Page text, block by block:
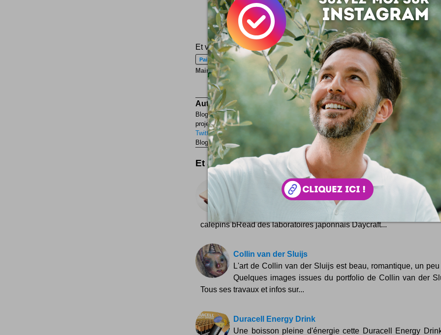
Et voilà une vraie palette de saveurs ! :)
Pain Peinture Tartines Concept Art
Maintenant, à vous de jouer :
Save
Auteur :Simon Tripnaux
Blogueur lifestyle - Content manager & expert SEO. Mon job, rendre visible et
projets par les mots. Adepte de l'écriture depuis 1978.
Twitter Facebook
LinkedIn
Blogueur ? Auteur ?
Rejoignez la rédaction !
Et aussi ...
bRead by Daycraft
Mon calepin, bon comme du bon pain ! Oui : tout fait la
bon moulin ! Découverte design #insolite du moment :
calepins bRead des laboratoires japonnais Daycraft...
Collin van der Sluijs
L'art de Collin van der Sluijs est beau, romantique, un peu
Quelques images issues du portfolio de Collin van der
Tous ses travaux et infos sur...
Duracell Energy Drink
Une boisson pleine d'énergie cette Duracell Energy